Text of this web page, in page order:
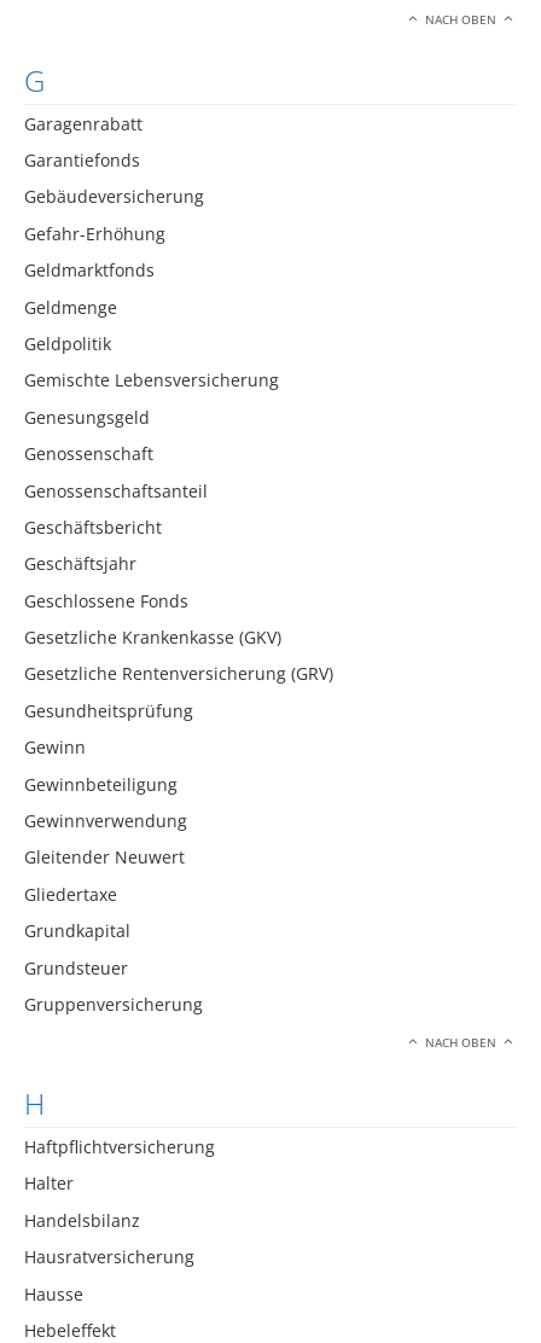
NACH OBEN
G
Garagenrabatt
Garantiefonds
Gebäudeversicherung
Gefahr-Erhöhung
Geldmarktfonds
Geldmenge
Geldpolitik
Gemischte Lebensversicherung
Genesungsgeld
Genossenschaft
Genossenschaftsanteil
Geschäftsbericht
Geschäftsjahr
Geschlossene Fonds
Gesetzliche Krankenkasse (GKV)
Gesetzliche Rentenversicherung (GRV)
Gesundheitsprüfung
Gewinn
Gewinnbeteiligung
Gewinnverwendung
Gleitender Neuwert
Gliedertaxe
Grundkapital
Grundsteuer
Gruppenversicherung
NACH OBEN
H
Haftpflichtversicherung
Halter
Handelsbilanz
Hausratversicherung
Hausse
Hebeleffekt